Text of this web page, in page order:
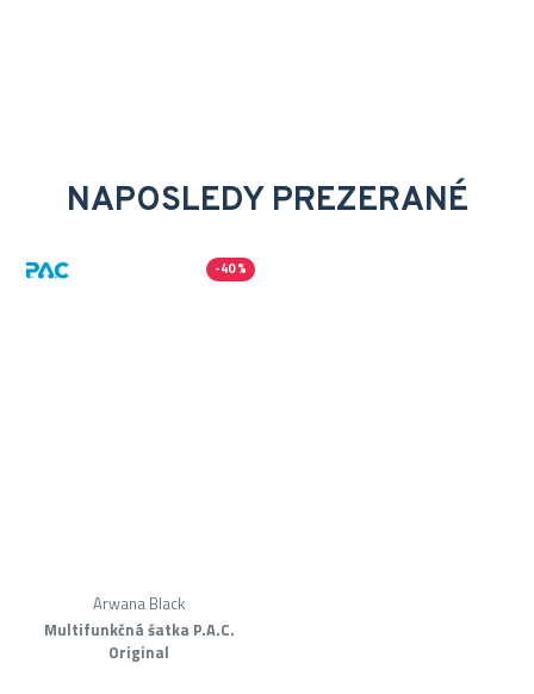
NAPOSLEDY PREZERANÉ
-40 %
Multifunkčná šatka P.A.C.
Original
Arwana Black